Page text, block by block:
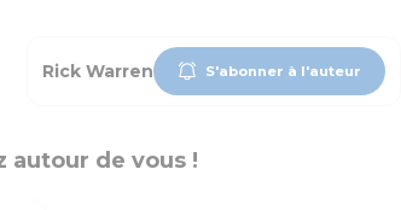
Rick Warren S'abonner à l'auteur
autour de vous !